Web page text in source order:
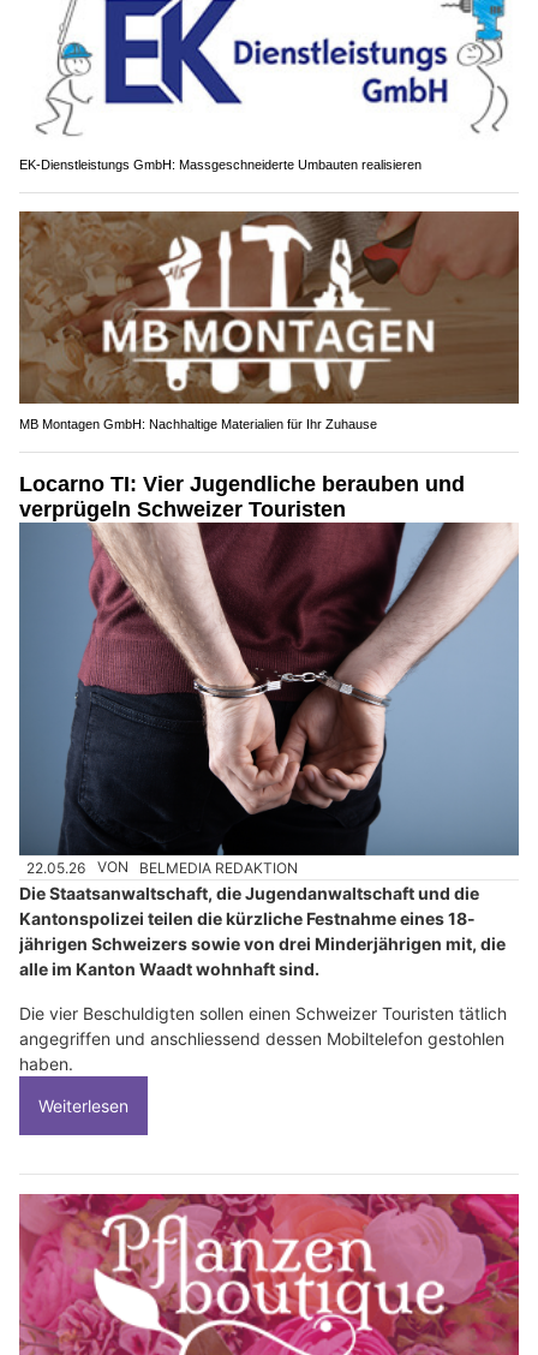
EK-Dienstleistungs GmbH: Massgeschneiderte Umbauten realisieren
MB Montagen GmbH: Nachhaltige Materialien für Ihr Zuhause
Locarno TI: Vier Jugendliche berauben und
verprügeln Schweizer Touristen
22.05.26 VON BELMEDIA REDAKTION
Die Staatsanwaltschaft, die Jugendanwaltschaft und die
Kantonspolizei teilen die kürzliche Festnahme eines 18-
jährigen Schweizers sowie von drei Minderjährigen mit, die
alle im Kanton Waadt wohnhaft sind.
Die vier Beschuldigten sollen einen Schweizer Touristen tätlich
angegriffen und anschliessend dessen Mobiltelefon gestohlen
haben.
Weiterlesen